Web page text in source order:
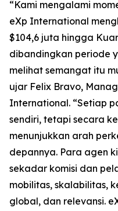
“Kami mengalami
eXp International
$104,6 juta hingga
dibandingkan periode
melihat semangat itu
ujar Felix Bravo,
International. “Setiap
sendiri, tetapi secara
menunjukkan arah
depannya. Para agen
sekadar komisi dan
mobilitas, skalabilitas,
global, dan relevansi.